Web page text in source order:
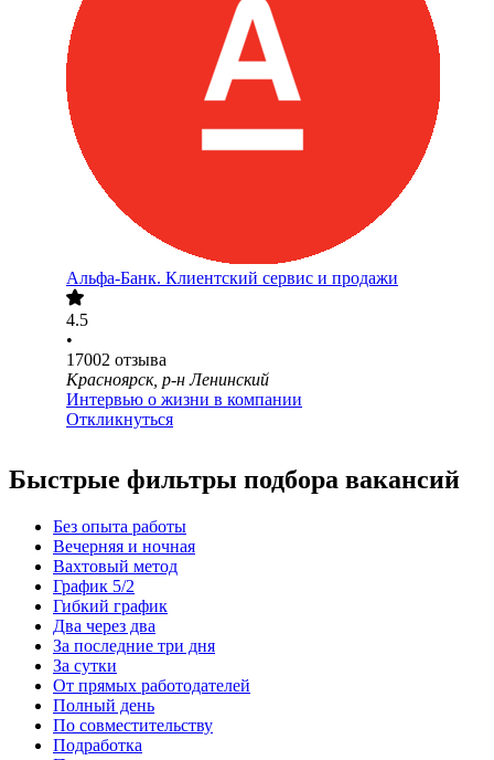
Альфа-Банк. Клиентский сервис и продажи
4.5
•
17002 отзыва
Красноярск, р-н Ленинский
Интервью о жизни в компании
Откликнуться
Быстрые фильтры подбора вакансий
Без опыта работы
Вечерняя и ночная
Вахтовый метод
График 5/2
Гибкий график
Два через два
За последние три дня
За сутки
От прямых работодателей
Полный день
По совместительству
Подработка